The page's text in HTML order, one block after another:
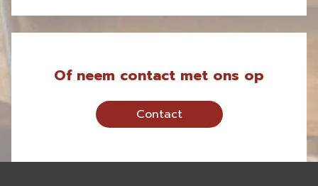
Of neem contact met ons op
Contact